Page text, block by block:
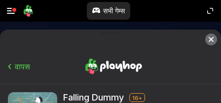
सभी गेम्स
वापस
Falling Dummy 16+